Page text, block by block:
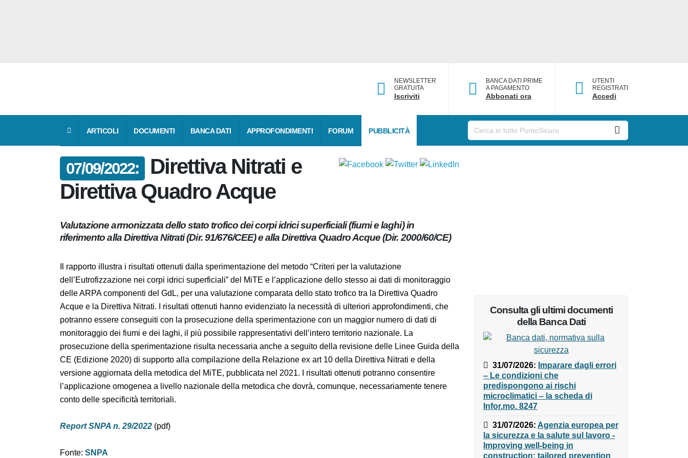
NEWSLETTER
GRATUITA
Iscriviti
BANCA DATI PRIME
A PAGAMENTO
Abbonati ora
UTENTI
REGISTRATI
Accedi
ARTICOLI DOCUMENTI BANCA DATI APPROFONDIMENTI FORUM PUBBLICITÀ
07/09/2022:
Direttiva Nitrati e
Direttiva Quadro Acque
Valutazione armonizzata dello stato trofico dei corpi idrici superficiali (fiumi e laghi) in
riferimento alla Direttiva Nitrati (Dir. 91/676/CEE) e alla Direttiva Quadro Acque (Dir.
Il rapporto illustra i risultati ottenuti dalla sperimentazione del metodo “Criteri per la valutazione
dell’Eutrofizzazione nei corpi idrici superficiali” del MiTE e l’applicazione dello stesso ai dati di
monitoraggio delle ARPA componenti del GdL, per una valutazione comparata dello stato trofico tra la
Direttiva Quadro Acque e la Direttiva Nitrati. I risultati ottenuti hanno evidenziato la necessità di
ulteriori approfondimenti, che potranno essere conseguiti con la prosecuzione della sperimentazione
con un maggior numero di dati di monitoraggio dei fiumi e dei laghi, il più possibile rappresentativi
dell’intero territorio nazionale. La prosecuzione della sperimentazione risulta necessaria anche a
seguito della revisione delle Linee Guida della CE (Edizione 2020) di supporto alla compilazione della
Relazione ex art 10 della Direttiva Nitrati e della versione aggiornata della metodica del MiTE, pubblicata
nel 2021. I risultati ottenuti potranno consentire l’applicazione omogenea a livello nazionale della
Consulta gli ultimi documenti
della Banca Dati
31/07/2026:Imparare dagli
errori – Le condizioni che
predispongono ai rischi
microclimatici – la scheda di
Infor.mo. 8247
31/07/2026:Agenzia europea
per la sicurezza e la salute sul
lavoro - Improving well-being in